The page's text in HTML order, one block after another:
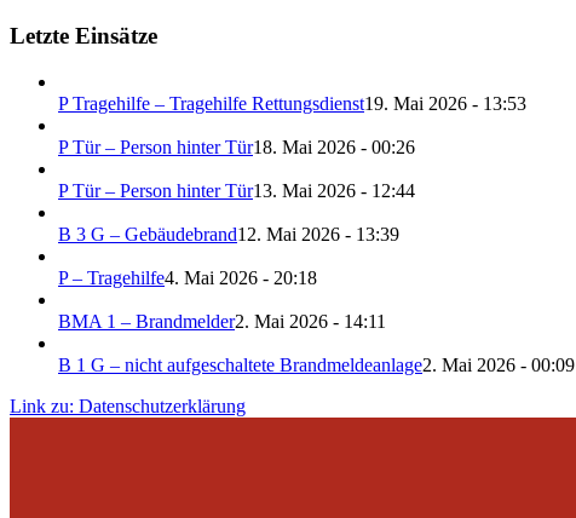
Letzte Einsätze
P Tragehilfe – Tragehilfe Rettungsdienst19. Mai 2026 - 13:53
P Tür – Person hinter Tür18. Mai 2026 - 00:26
P Tür – Person hinter Tür13. Mai 2026 - 12:44
B 3 G – Gebäudebrand12. Mai 2026 - 13:39
P – Tragehilfe4. Mai 2026 - 20:18
BMA 1 – Brandmelder2. Mai 2026 - 14:11
B 1 G – nicht aufgeschaltete Brandmeldeanlage2. Mai 2026 - 00:09
Link zu: Datenschutzerklärung